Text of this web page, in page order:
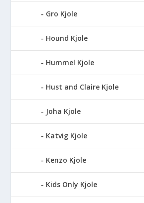
Gro Kjole
Hound Kjole
Hummel Kjole
Hust and Claire Kjole
Joha Kjole
Katvig Kjole
Kenzo Kjole
Kids Only Kjole